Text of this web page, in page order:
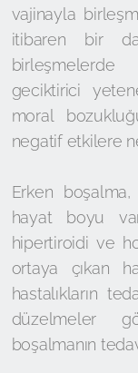
vajinayla
itibaren bir
geciktirici
moral
negatif etkilere
Erken boşalma,
hayat boyu
hipertiroidi ve
ortaya çıkan
hastalıkların
düzelmeler
boşalmanın